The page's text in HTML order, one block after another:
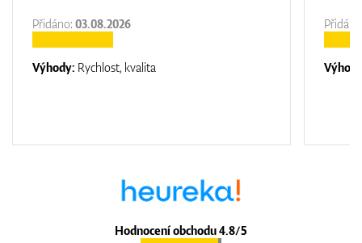
Hodnocení obchodu 4.8/5
Přidáno: 03.08.2026
Výhody: Rychlost, kvalita